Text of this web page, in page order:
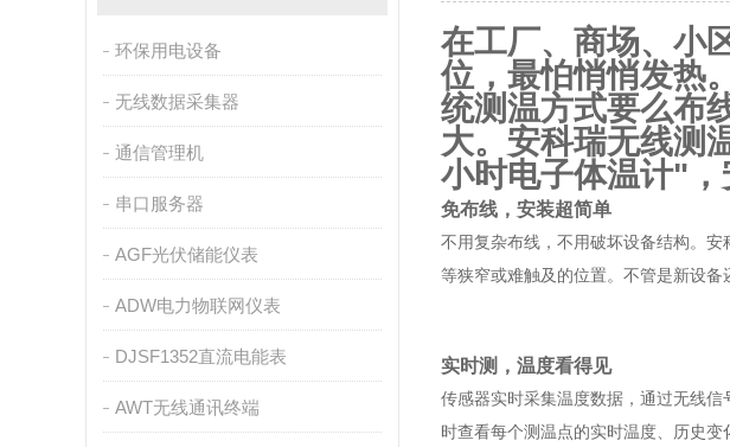
环保用电设备
无线数据采集器
通信管理机
串口服务器
AGF光伏储能仪表
ADW电力物联网仪表
DJSF1352直流电能表
AWT无线通讯终端
在工厂、商场、小
位，最怕悄悄发热
统测温方式要么布
大。安科瑞无线测
小时电子体温计"，
免布线，安装超简单
不用复杂布线，不用破坏设备结构。 安
等狭窄或难触及的位置。不管是新设备
实时测，温度看得见
传感器实时采集温度数据，通过无线信
时查看每个测温点的实时温度、历史